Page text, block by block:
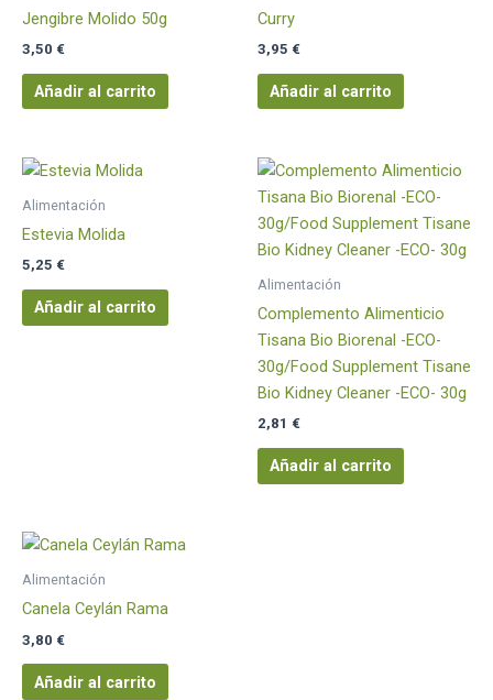
Jengibre Molido 50g
3,50 €
Añadir al carrito
Curry
3,95 €
Añadir al carrito
Alimentación
Estevia Molida
5,25 €
Añadir al carrito
Alimentación
Complemento Alimenticio
Tisana Bio Biorenal -ECO-
30g/Food Supplement Tisane
Bio Kidney Cleaner -ECO- 30g
2,81 €
Añadir al carrito
Alimentación
Canela Ceylán Rama
3,80 €
Añadir al carrito